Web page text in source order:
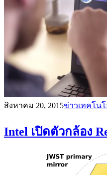
สิงหาคม 20, 2015ข่าวเทคโน
Intel เปิดตัวกล้อง